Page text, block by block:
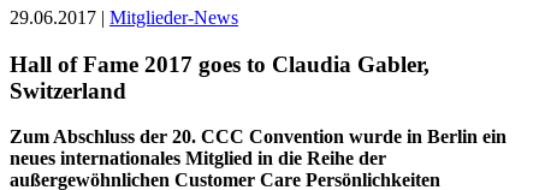
29.06.2017 | Mitglieder-News
Hall of Fame 2017 goes to Claudia Gabler,
Switzerland
Zum Abschluss der 20. CCC Convention wurde in Berlin ein
neues internationales Mitglied in die Reihe der
außergewöhnlichen Customer Care Persönlichkeiten